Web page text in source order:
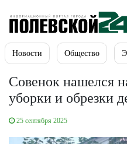
Новости Общество
Совенок нашелся
уборки и обрезки
25 сентября 2025